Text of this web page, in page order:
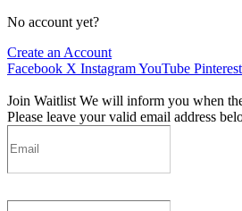
No account yet?
Create an Account
Facebook X InstagramYouTube Pinterest
Join Waitlist We will inform you when
Please leave your valid email address